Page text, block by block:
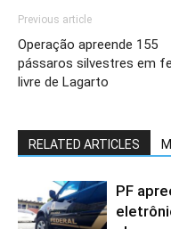
Previous article
Operação apreende 155
pássaros silvestres em
livre de Lagarto
RELATED ARTICLES
PF